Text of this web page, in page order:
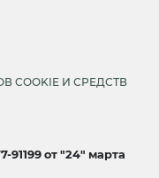
И СРЕДСТВ
от "24" марта